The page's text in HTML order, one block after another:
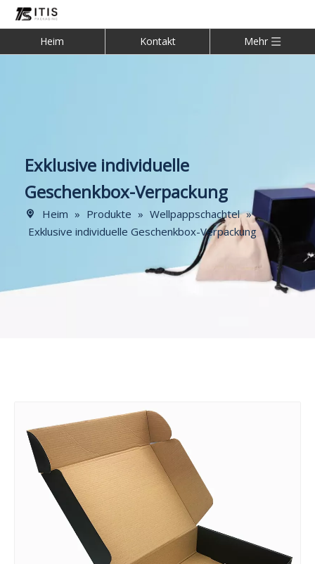
Heim Kontakt Mehr
Exklusive individuelle
Geschenkbox-Verpackung
Heim » Produkte » Wellpappschachtel »
Exklusive individuelle Geschenkbox-Verpackung